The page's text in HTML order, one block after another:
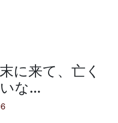
に来て、亡く
な…